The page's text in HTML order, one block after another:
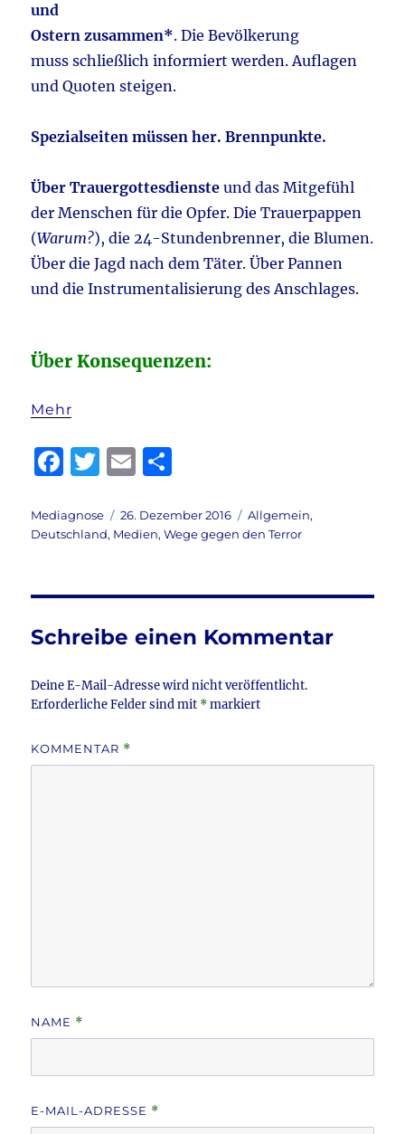
und
Ostern zusammen*. Die Bevölkerung
muss schließlich informiert werden. Auflagen
und Quoten steigen.
Spezialseiten müssen her. Brennpunkte.
Über Trauergottesdienste und das Mitgefühl
der Menschen für die Opfer. Die Trauerpappen
(Warum?), die 24-Stundenbrenner, die Blumen.
Über die Jagd nach dem Täter. Über Pannen
und die Instrumentalisierung des Anschlages.
Über Konsequenzen:
Mehr
F
c
e
o
o
T
it
te
E
ai
l
le
n
Autor
Mediagnose
Veröffentlicht
am
26. Dezember 2016 Kategorien
Allgemein,
Deutschland, Medien,Wege gegen den Terror
Schreibe einen Kommentar
Deine E-Mail-Adresse wird nicht veröffentlicht.
Erforderliche Felder sind mit *markiert
KOMMENTAR *
NAME *
E-MAIL-ADRESSE *